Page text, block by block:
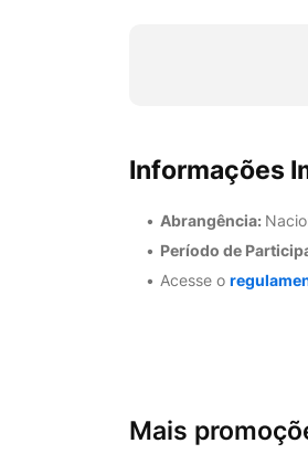
Informações
Abrangência:
Período de
Acesse o
Mais